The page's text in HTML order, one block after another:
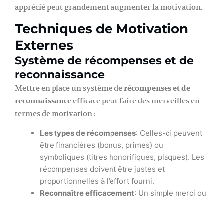
apprécié peut grandement augmenter la motivation.
Techniques de Motivation
Externes
Système de récompenses et de
reconnaissance
Mettre en place un système derécompenses et de
reconnaissanceefficace peut faire des merveilles en
termes de motivation :
Les types de récompenses: Celles-ci peuvent
être financières (bonus, primes) ou
symboliques (titres honorifiques, plaques). Les
récompenses doivent être justes et
proportionnelles à l’effort fourni.
Reconnaître efficacement: Un simple merci ou